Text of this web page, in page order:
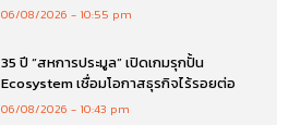
06/08/2026 10:55 pm
35 ปี “สหการประมูล” เปิดเกมรุกปั้น
Ecosystem เชื่อมโอกาสธุรกิจไร้รอยต่อ
06/08/2026 10:43 pm